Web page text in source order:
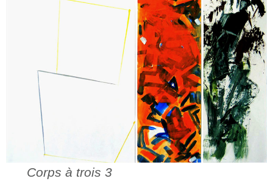
Corps à trois 3